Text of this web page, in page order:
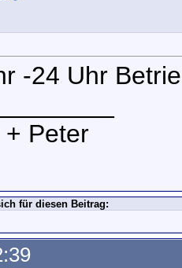
-24 Uhr
Peter
für diesen Beitrag: